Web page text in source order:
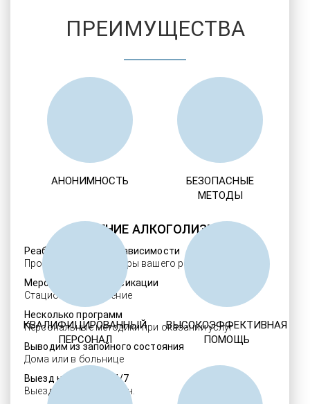
ЛЕЧЕНИЕ АЛКОГОЛИЗМА
Реабилитация алкозависимости
Проверенные ребцентры вашего региона
Мероприятия детоксикации
Стационарное лечение
Несколько программ
Персональные методики при оказании услуг
Выводим из запойного состояния
Дома или в больнице
Выезд нарколога 24/7
Выезд в течение 30 мин.
ПРЕИМУЩЕСТВА
АНОНИМНОСТЬ
БЕЗОПАСНЫЕ
МЕТОДЫ
КВАЛИФИЦИРОВАННЫЙ
ПЕРСОНАЛ
ВЫСОКОЭФФЕКТИВНАЯ
ПОМОЩЬ